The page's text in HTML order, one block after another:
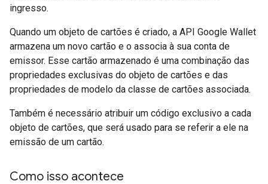
ingresso.
Quando um objeto de cartões é criado, a API Google Wallet
armazena um novo cartão e o associa à sua conta de
emissor. Esse cartão armazenado é uma combinação das
propriedades exclusivas do objeto de cartões e das
propriedades de modelo da classe de cartões associada.
Também é necessário atribuir um código exclusivo a cada
objeto de cartões, que será usado para se referir a ele na
emissão de um cartão.
Como isso acontece